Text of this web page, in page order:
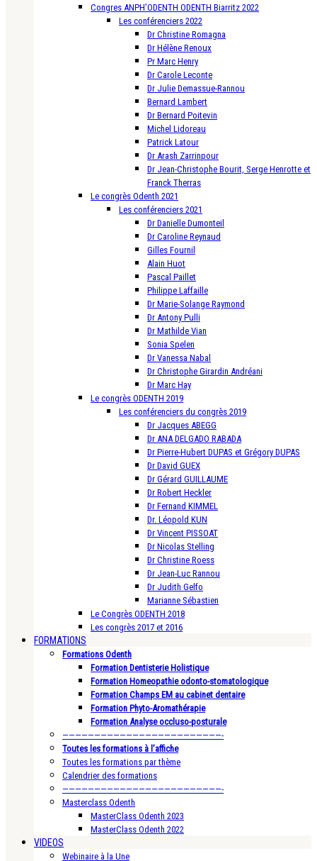
Congres ANPH’ODENTH ODENTH Biarritz 2022
Les conférenciers 2022
Dr Christine Romagna
Dr Hélène Renoux
Pr Marc Henry
Dr Carole Leconte
Dr Julie Demassue-Rannou
Bernard Lambert
Dr Bernard Poitevin
Michel Lidoreau
Patrick Latour
Dr Arash Zarrinpour
Dr Jean-Christophe Bourit, Serge Henrotte et
Franck Therras
Le congrès Odenth 2021
Les conférenciers 2021
Dr Danielle Dumonteil
Dr Caroline Reynaud
Gilles Fournil
Alain Huot
Pascal Paillet
Philippe Laffaille
Dr Marie-Solange Raymond
Dr Antony Pulli
Dr Mathilde Vian
Sonia Spelen
Dr Vanessa Nabal
Dr Christophe Girardin Andréani
Dr Marc Hay
Le congrès ODENTH 2019
Les conférenciers du congrès 2019
Dr Jacques ABEGG
Dr ANA DELGADO RABADA
Dr Pierre-Hubert DUPAS et Grégory DUPAS
Dr David GUEX
Dr Gérard GUILLAUME
Dr Robert Heckler
Dr Fernand KIMMEL
Dr. Léopold KUN
Dr Vincent PISSOAT
Dr Nicolas Stelling
Dr Christine Roess
Dr Jean-Luc Rannou
Dr Judith Gelfo
Marianne Sébastien
Le Congrès ODENTH 2018
Les congrès 2017 et 2016
FORMATIONS
Formations Odenth
Formation Dentisterie Holistique
Formation Homeopathie odonto-stomatologique
Formation Champs EM au cabinet dentaire
Formation Phyto-Aromathérapie
Formation Analyse occluso-posturale
—————————————————————————-
Toutes les formations à l’affiche
Toutes les formations par thème
Calendrier des formations
—————————————————————————-
Masterclass Odenth
MasterClass Odenth 2023
MasterClass Odenth 2022
VIDEOS
Webinaire à la Une